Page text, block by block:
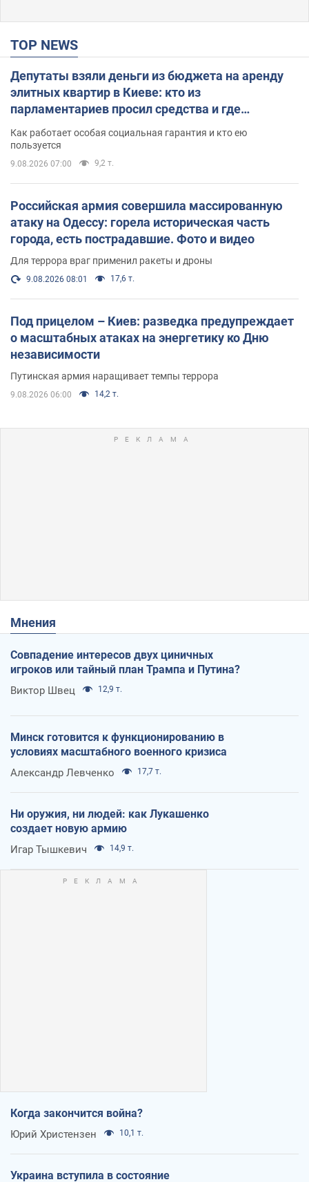
TOP NEWS
Депутаты взяли деньги из бюджета на аренду
элитных квартир в Киеве: кто из
парламентариев просил средства и где
поселился
Как работает особая социальная гарантия и кто ею
пользуется
9.08.2026 07:00 9,2 т.
Российская армия совершила массированную
атаку на Одессу: горела историческая часть
города, есть пострадавшие. Фото и видео
Для террора враг применил ракеты и дроны
9.08.2026 08:01 17,6 т.
Под прицелом – Киев: разведка предупреждает
о масштабных атаках на энергетику ко Дню
независимости
Путинская армия наращивает темпы террора
9.08.2026 06:00 14,2 т.
Мнения
Совпадение интересов двух циничных
игроков или тайный план Трампа и Путина?
Виктор Швец 12,9 т.
Минск готовится к функционированию в
условиях масштабного военного кризиса
Александр Левченко 17,7 т.
Ни оружия, ни людей: как Лукашенко
создает новую армию
Игар Тышкевич 14,9 т.
Когда закончится война?
Юрий Христензен 10,1 т.
Украина вступила в состояние